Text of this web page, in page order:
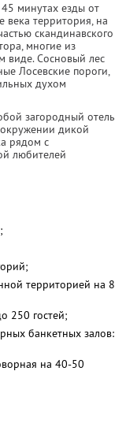
минутах езды от
века территория, на
скандинавского
многие из
виде. Сосновый лес
Лосевские пороги,
духом
загородный отель
дикой
рядом с
любителей
территорией на 8
250 гостей;
банкетных залов:
на 40-50